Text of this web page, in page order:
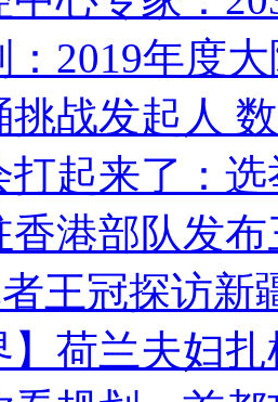
2019年度
战发起人
打起来了：
香港部队发
王冠探访新
】荷兰夫妇